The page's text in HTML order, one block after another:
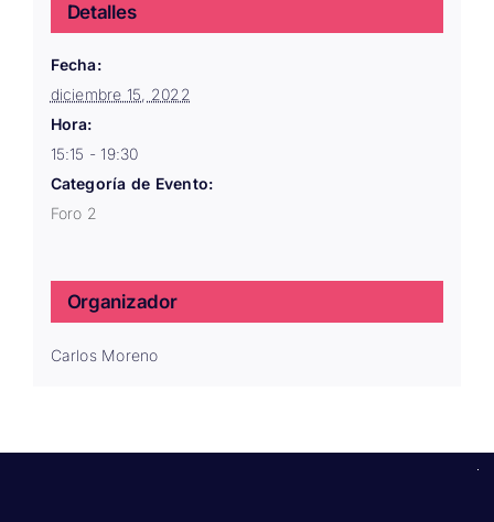
Detalles
Fecha:
diciembre 15, 2022
Hora:
15:15 - 19:30
Categoría de Evento:
Foro 2
Organizador
Carlos Moreno